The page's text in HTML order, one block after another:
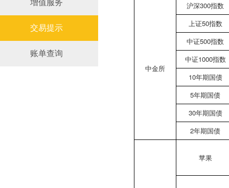
增值服务
交易提示
账单查询
中金所
沪深300指数
上证50指数
中证500指数
中证1000指数
10年期国债
5年期国债
30年期国债
2年期国债
苹果